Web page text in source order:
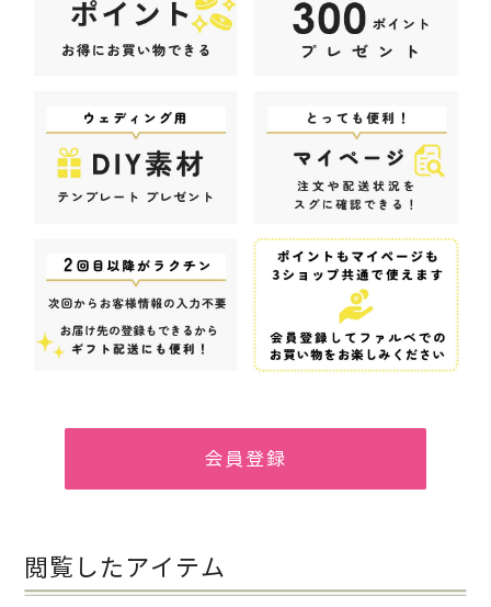
会員登録
閲覧したアイテム